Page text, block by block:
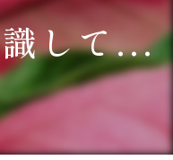
して...